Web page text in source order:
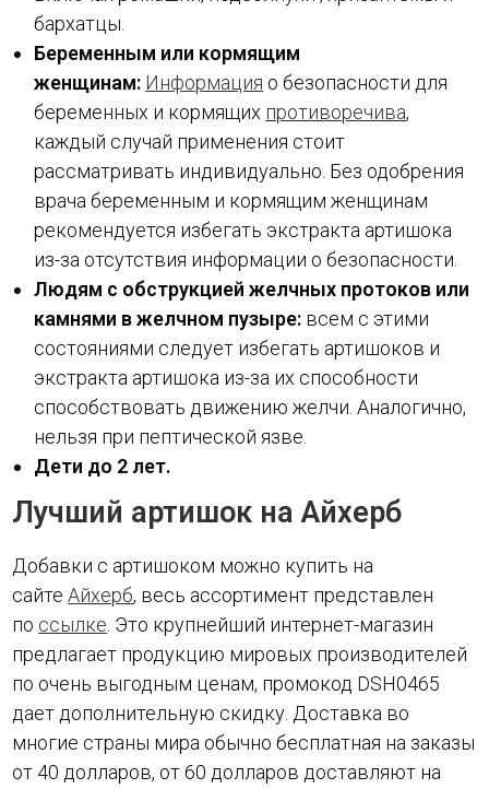
бархатцы.
Беременным или кормящим
женщинам: Информация о безопасности для
беременных и кормящих противоречива,
каждый случай применения стоит
рассматривать индивидуально. Без одобрения
врача беременным и кормящим женщинам
рекомендуется избегать экстракта артишока
из-за отсутствия информации о безопасности.
Людям с обструкцией желчных протоков или
камнями в желчном пузыре: всем с этими
состояниями следует избегать артишоков и
экстракта артишока из-за их способности
способствовать движению желчи. Аналогично,
нельзя при пептической язве.
Дети до 2 лет.
Лучший артишок на Айхерб
Добавки с артишоком можно купить на
сайтеАйхерб, весь ассортимент представлен
по ссылке . Это крупнейший интернет-магазин
предлагает продукцию мировых производителей
по очень выгодным ценам, промокод DSH0465
дает дополнительную скидку. Доставка во
многие страны мира обычно бесплатная на заказы
от 40 долларов, от 60 долларов доставляют на